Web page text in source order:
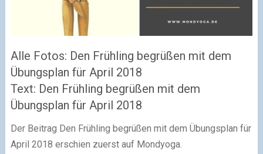
Alle Fotos: Den Frühling begrüßen mit dem
Übungsplan für April 2018
Text: Den Frühling begrüßen mit dem
Übungsplan für April 2018
Der Beitrag Den Frühling begrüßen mit dem Übungsplan für
April 2018 erschien zuerst auf Mondyoga.